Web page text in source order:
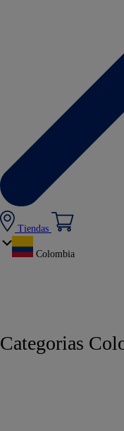
Tiendas
Colombia
Categorias